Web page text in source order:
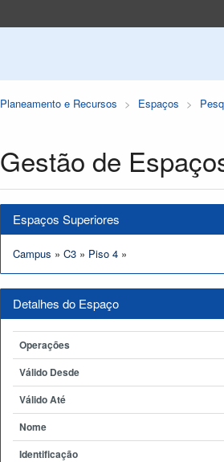
Planeamento e Recursos Espaços
Gestão de
Espaços Superiores
Campus » C3 » Piso 4 »
Detalhes do Espaço
Operações
Válido Desde
Válido Até
Nome
Identificação